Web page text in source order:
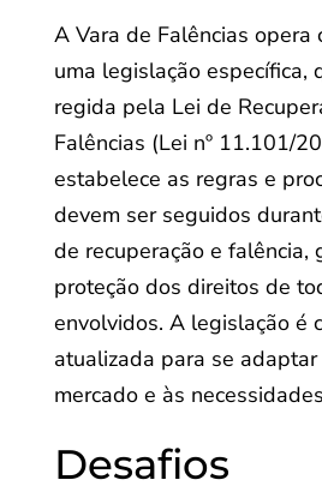
A Vara de Falências opera
uma legislação específica,
regida pela Lei de
Falências (Lei nº 11.101/
estabelece as regras e
devem ser seguidos
de recuperação e falência,
proteção dos direitos de
envolvidos. A legislação é
atualizada para se
mercado e às
Desafios